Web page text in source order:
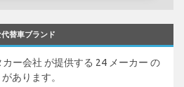
替車ブランド
ー会社 が提供する 24 メーカー の
あります。